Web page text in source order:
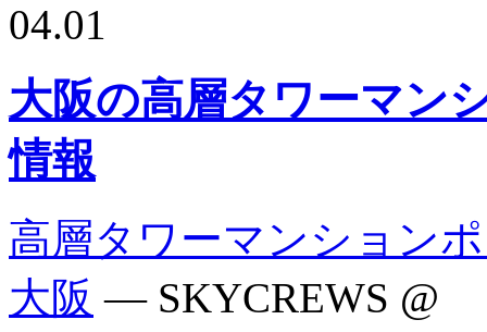
04.01
大阪の高層タワーマン
情報
高層タワーマンション
大阪 — SKYCREWS @